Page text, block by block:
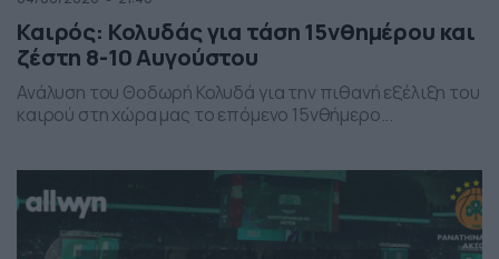
Καιρός: Κολυδάς για τάση 15νθημέρου και
ζέστη 8-10 Αυγούστου
Ανάλυση του Θοδωρή Κολυδά για την πιθανή εξέλιξη του
καιρού στη χώρα μας το επόμενο 15νθήμερο...